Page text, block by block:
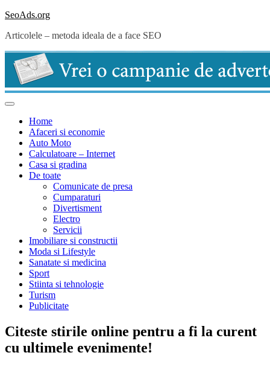
Skip
content
SeoAds.org
Articolele – metoda ideala de a face SEO
Home
Afaceri si economie
Auto Moto
Calculatoare – Internet
Casa si gradina
De toate
Comunicate de presa
Cumparaturi
Divertisment
Electro
Servicii
Imobiliare si constructii
Moda si Lifestyle
Sanatate si medicina
Sport
Stiinta si tehnologie
Turism
Publicitate
Citeste stirile online pentru a fi la curent
cu ultimele evenimente!